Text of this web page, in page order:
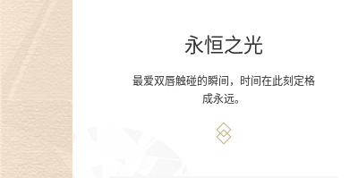
永恒之光
最爱双唇触碰的瞬间，时间在此刻定格
成永远。